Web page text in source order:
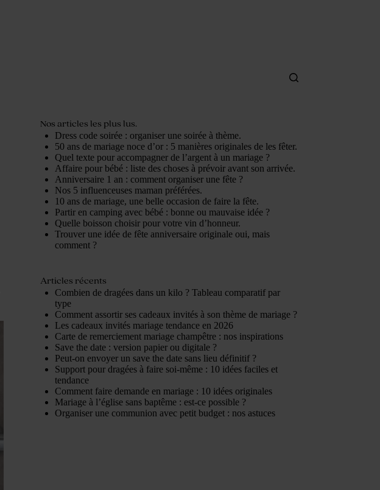
Nos articles les plus lus.
Dress code soirée : organiser une soirée à thème.
50 ans de mariage noce d’or : 5 manières originales de les fêter.
Quel texte pour accompagner de l’argent à un mariage ?
Affaire pour bébé : liste des choses à prévoir avant son arrivée.
Anniversaire 1 an : comment organiser une fête ?
Nos 5 influenceuses maman préférées.
10 ans de mariage, une belle occasion de faire la fête.
Partir en camping avec bébé : bonne ou mauvaise idée ?
Quelle boisson choisir pour votre vin d’honneur.
Trouver une idée de fête anniversaire originale oui, mais
comment ?
Articles récents
Combien de dragées dans un kilo ? Tableau comparatif par
type
Comment assortir ses cadeaux invités à son thème de mariage ?
Les cadeaux invités mariage tendance en 2026
Carte de remerciement mariage champêtre : nos inspirations
Save the date : version papier ou digitale ?
Peut-on envoyer un save the date sans lieu définitif ?
Support pour dragées à faire soi-même : 10 idées faciles et
tendance
Comment faire demande en mariage : 10 idées originales
Mariage à l’église sans baptême : est-ce possible ?
Organiser une communion avec petit budget : nos astuces